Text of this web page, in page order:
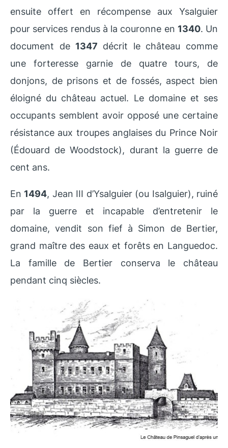
ensuite offert en récompense aux Ysalguier
pour services rendus à la couronne en 1340. Un
document de 1347 décrit le château comme
une forteresse garnie de quatre tours, de
donjons, de prisons et de fossés, aspect bien
éloigné du château actuel. Le domaine et ses
occupants semblent avoir opposé une certaine
résistance aux troupes anglaises du Prince Noir
(Édouard de Woodstock), durant la guerre de
cent ans.
En 1494, Jean III d’Ysalguier (ou Isalguier), ruiné
par la guerre et incapable d’entretenir le
domaine, vendit son fief à Simon de Bertier,
grand maître des eaux et forêts en Languedoc.
La famille de Bertier conserva le château
pendant cinq siècles.